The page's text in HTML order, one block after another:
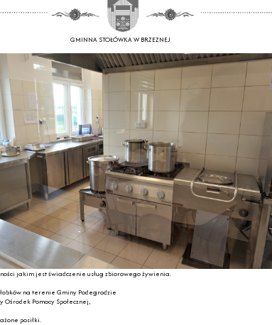
GMINNA STOŁÓWKA W BRZEZNEJ
jakim jest świadczenie usług zbiorowego żywienia.
na terenie Gminy Podegrodzie
Pomocy Społecznej,
posiłki.